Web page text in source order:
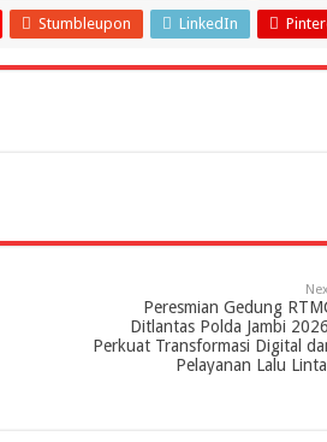
Stumbleupon LinkedIn
Peresmian Gedung
Ditlantas Polda Jambi
Perkuat Transformasi Digital
Pelayanan Lalu